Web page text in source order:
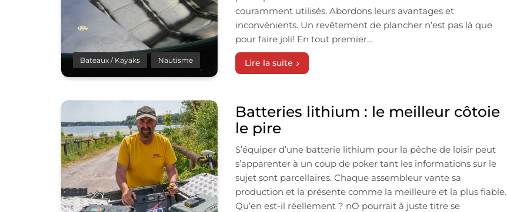
Bateaux / Kayaks Nautisme
couramment utilisés. Abordons leurs avantages et
inconvénients. Un revêtement de plancher n’est pas là que
pour faire joli! En tout premier…
Lire la suite
Batteries lithium : le meilleur côtoie
le pire
S’équiper d’une batterie lithium pour la pêche de loisir peut
s’apparenter à un coup de poker tant les informations sur le
sujet sont parcellaires. Chaque assembleur vante sa
production et la présente comme la meilleure et la plus fiable.
Qu’en est-il réellement ? nO pourrait à juste titre se